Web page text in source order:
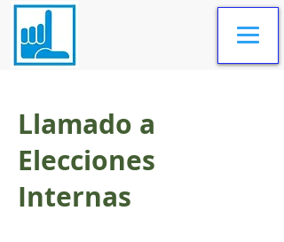
Llamado a
Elecciones
Internas